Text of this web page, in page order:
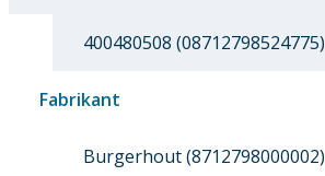
400480508 (08712798524775)
Fabrikant
Burgerhout (8712798000002)